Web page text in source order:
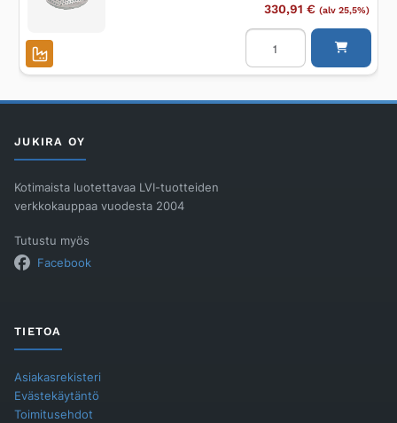
määrä
330,91 € (alv 25,5%)
Sihtikori
PURUS
ja
kaivoille
JUKIRA OY
Kotimaista luotettavaa LVI-tuotteiden
verkkokauppaa vuodesta 2004
Tutustu myös
Facebook
TIETOA
Asiakasrekisteri
Evästekäytäntö
Toimitusehdot